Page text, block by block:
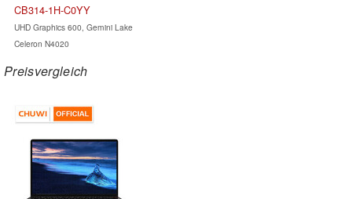
CB314-1H-C0YY
UHD Graphics 600, Gemini Lake
Celeron N4020
Preisvergleich